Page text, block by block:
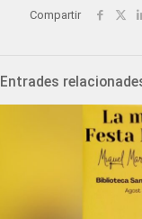
Compartir
Entrades